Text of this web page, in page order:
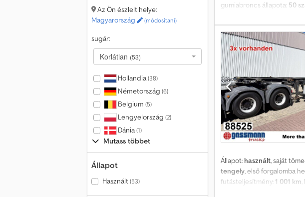
Az Ön észlelt helye:
Magyarország
(módosítani)
sugár:
Korlátlan (53)
Hollandia(38)
Németország (6)
Belgium (5)
Lengyelország (2)
Dánia(1)
Mutass többet
Állapot
Használt(53)
gumiabroncs állapota: 50
alvázainkat, melyek
vannak felszerelve. Csdpfx
Állapot: használt, saját
tengely, első forgalomba
futásteljesítmény:1 001 km
tengely, BPW tengelyek,